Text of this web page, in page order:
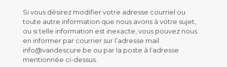
Si vous désirez modifier votre adresse courriel ou
toute autre information que nous avons à votre sujet,
ou si telle information est inexacte, vous pouvez nous
en informer par courrier sur l’adresse mail
info@vandescure.be ou par la poste à l’adresse
mentionnée ci-dessus.